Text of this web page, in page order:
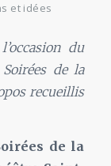
et idées
du
de la
recueillis
de la